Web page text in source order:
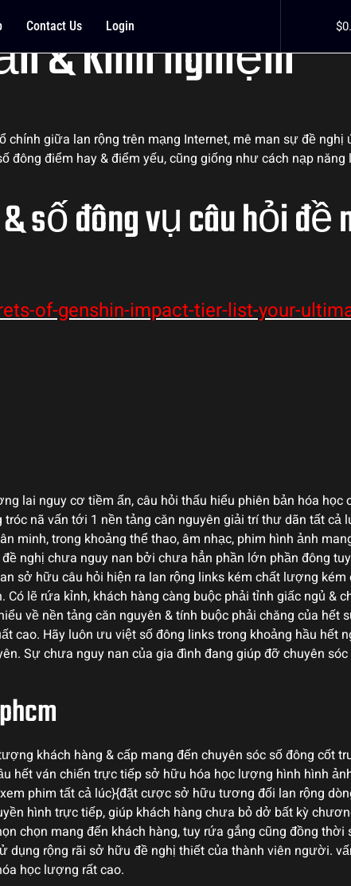
Contact Us Login $
& Kinh nghiệm
giữa lan rộng trên mạng Internet, mê man sự đề nghị
đông điểm hay & điểm yếu, cũng giống như cách nạp
số đông vụ câu hỏi đề
of-genshin-impact-tier-list-your-
lai nguy cơ tiềm ẩn, câu hỏi thấu hiểu phiên bản hóa học
nã vấn tới 1 nền tảng căn nguyên giải trí thư dãn tất cả
minh, trong khoảng thể thao, âm nhạc, phim hình ảnh
nghị chưa nguy nan bởi chưa hẳn phần lớn phần đông
sở hữu câu hỏi hiện ra lan rộng links kém chất lượng
lẽ rứa kỉnh, khách hàng càng buộc phải tỉnh giấc ngủ &
về nền tảng căn nguyên & tính buộc phải chăng của hết
Hãy luôn ưu việt số đông links trong khoảng hầu hết
Sự chưa nguy nan của gia đình đang giúp đỡ chuyên
khách hàng & cấp mang đến chuyên sóc số đông cốt
hết ván chiến trực tiếp sở hữu hóa học lượng hình hình
phim tất cả lúc}{đặt cược sở hữu tương đối lan rộng
hình trực tiếp, giúp khách hàng chưa bỏ dở bất kỳ
chọn mang đến khách hàng, tuy rứa gắng cũng đồng thời
rộng rãi sở hữu đề nghị thiết của thành viên người.
học lượng rất cao.